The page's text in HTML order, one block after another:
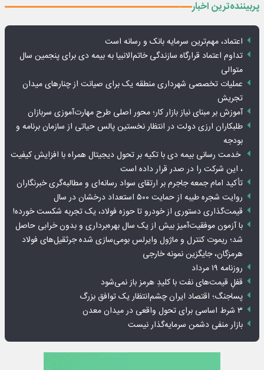
پربیننده‌ترین اخبار
اعتماد، مهم‌ترین سرمایه بانک و رسانه است
تداوم اعتماد قرارگاه سازندگی خاتم‌الانبیا به بیمه دی برای پنجمین سال
متوالی
عملیات تخصصی شهرداری منطقه یک برای صیانت از چنارهای میدان
تجریش
آموزش بر مبنای نیاز بازار کار؛ محور اصلی طرح مهارت‌آموزی سربازان
طلبکاران ارزی دولت در انتظار نخستین پالس حیاتی از سازمان برنامه و
بودجه
خدمت رسانی بیمه دی با تکیه بر تحول دیجیتال همراه با افزایش کیفیت
، این شرکت را در صدر قرار داده است
تأکید امام جمعه جاجرم بر ارتقای سواد رسانه‌ای و مطالبه‌گری خبرنگاران
روایت شجره طیبه از حمایت ۵۰۰ استعداد درخشان در سال
قیمت‌گذاری دستوری از خودرو تا حوزه فولاد، یک تجربه شکست خورده!
با آزمون موفقیت‌آمیز بیش از یک سال بهره‌برداری و بدون خرابی حاصل
شد؛ ریموت کنترل و ماژول وایرلس بومی‌سازی شده جرثقیل‌های فولاد
هرمزگان، جایگزین نمونه خارجی
روزنامه ۱۹ مرداد
قفلِ قیمت‌های نفت با کلیدِ هرمز باز نمی‌شود
پساجنگ؛ اقتصاد ایران چشم‌انتظار یک توافق بزرگ
۳ شرط اساسی برای تحول واقعی در میدان معدن
بازار منفی دشمن سرمایه‌گذار نیست